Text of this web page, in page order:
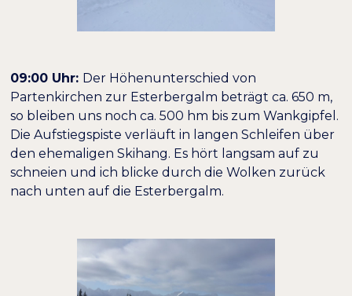
09:00 Uhr: Der Höhenunterschied von
Partenkirchen zur Esterbergalm beträgt ca. 650 m,
so bleiben uns noch ca. 500 hm bis zum Wankgipfel.
Die Aufstiegspiste verläuft in langen Schleifen über
den ehemaligen Skihang. Es hört langsam auf zu
schneien und ich blicke durch die Wolken zurück
nach unten auf die Esterbergalm.